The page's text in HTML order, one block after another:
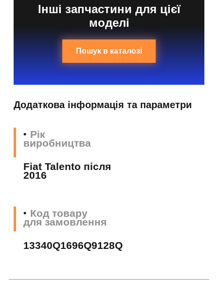
Інші запчастини для цієї
моделі
Пошук в каталозі
Додаткова інформація та параметри
Рік
виробництва
Fiat Talento після
2016
Код товару
для замовлення
13340Q1696Q9128Q